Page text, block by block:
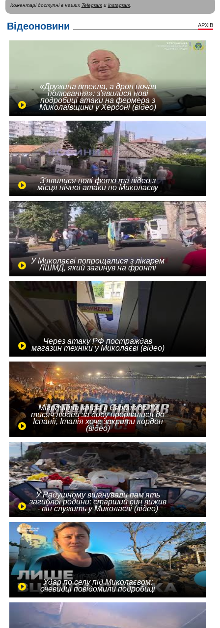
Коментарі доступні в наших Telegramи instagram.
Відеоновини АРХІВ
«Дружина втекла, а дрон почав
полювання»: з'явилися нові
подробиці атаки на фермера з
Миколаївщини у Херсоні (відео)
З'явилися нові фото та відео з
місця нічної атаки по Миколаєву
У Миколаєві попрощалися з лікарем
ЛШМД, який загинув на фронті
Через атаку РФ постраждав
магазин техніки у Миколаєві (відео)
Міграційна криза в Європі: до 10
тисяч людей за добу прорвалися до
Іспанії, Італія хоче закрити кордон
(відео)
У Радушному вшанували пам'ять
загиблої родини: старший син вижив
- він служить у Миколаєві (відео)
Удар по селу під Миколаєвом:
очевидці повідомили подробиці